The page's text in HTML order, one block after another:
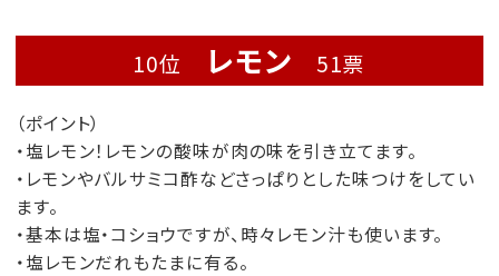
10位 レモン 51票
（ポイント）
・塩レモン！レモンの酸味が肉の味を引き立てます。
・レモンやバルサミコ酢などさっぱりとした味つけをしてい
ます。
・基本は塩・コショウですが、時々レモン汁も使います。
・塩レモンだれもたまに有る。